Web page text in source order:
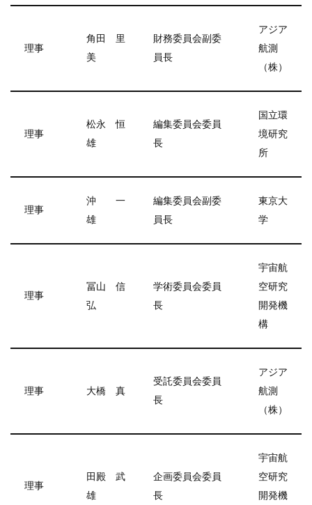
理事
角田 里
美
財務委員会副委
員長
アジア
航測
（株）
理事
松永 恒
雄
編集委員会委員
長
国立環
境研究
所
理事
沖 一
雄
編集委員会副委
員長
東京大
学
理事
冨山 信
弘
学術委員会委員
長
宇宙航
空研究
開発機
構
理事 大橋 真
受託委員会委員
長
アジア
航測
（株）
理事
田殿 武
雄
企画委員会委員
長
宇宙航
空研究
開発機